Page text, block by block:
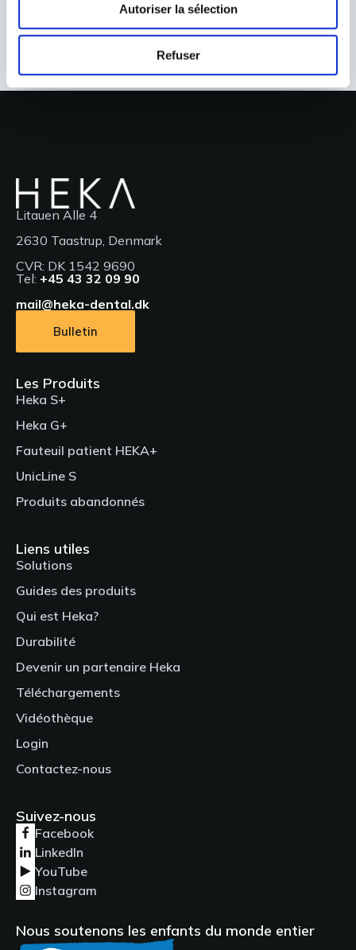
Autoriser la sélection
Refuser
Litauen Alle 4
2630 Taastrup, Denmark
CVR: DK 1542 9690
Tel: +45 43 32 09 90
mail@heka-dental.dk
Bulletin
Les Produits
Heka S+
Heka G+
Fauteuil patient HEKA+
UnicLine S
Produits abandonnés
Liens utiles
Solutions
Guides des produits
Qui est Heka?
Durabilité
Devenir un partenaire Heka
Téléchargements
Vidéothèque
Login
Contactez-nous
Suivez-nous
Facebook
LinkedIn
YouTube
Instagram
Nous soutenons les enfants du monde entier